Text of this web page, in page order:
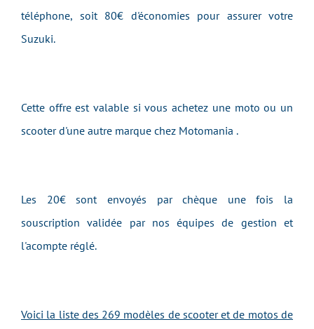
téléphone, soit 80€ d'économies pour assurer votre
Suzuki.
Cette offre est valable si vous achetez une moto ou un
scooter d'une autre marque chez Motomania .
Les 20€ sont envoyés par chèque une fois la
souscription validée par nos équipes de gestion et
l'acompte réglé.
Voici la liste des 269 modèles de scooter et de motos de